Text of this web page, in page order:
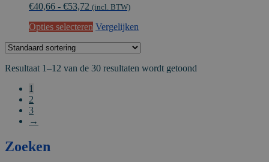
tot
€40,66 - €53,72 (incl. BTW)
Opties selecteren Dit
variaties.
Vergelijken
Resultaat 1–12 van de 30 resultaten wordt getoond
1
2
3
→
Zoeken